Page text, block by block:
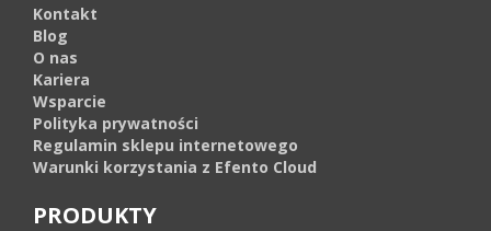
Kontakt
Blog
O nas
Kariera
Wsparcie
Polityka prywatności
Regulamin sklepu internetowego
Warunki korzystania z Efento Cloud
PRODUKTY